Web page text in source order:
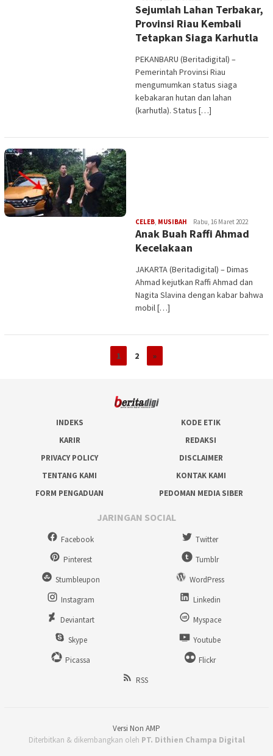
Sejumlah Lahan Terbakar,
Provinsi Riau Kembali
Tetapkan Siaga Karhutla
PEKANBARU (Beritadigital) –
Pemerintah Provinsi Riau
mengumumkan status siaga
kebakaran hutan dan lahan
(karhutla). Status […]
CELEB, MUSIBAH Edi
Gustien
Rabu, 16 Maret 2022
Anak Buah Raffi Ahmad
Kecelakaan
JAKARTA (Beritadigital) – Dimas
Ahmad kejutkan Raffi Ahmad dan
Nagita Slavina dengan kabar bahwa
mobil […]
1 2 »
INDEKS
KODE ETIK
KARIR
REDAKSI
PRIVACY POLICY
DISCLAIMER
TENTANG KAMI
KONTAK KAMI
FORM PENGADUAN
PEDOMAN MEDIA SIBER
JARINGAN SOCIAL
Facebook
Twitter
Pinterest
Tumblr
Stumbleupon
WordPress
Instagram
Linkedin
Deviantart
Myspace
Skype
Youtube
Picassa
Flickr
RSS
Versi Non AMP
Diterbitkan & dikembangkan oleh PT. Dithien Champa Digital